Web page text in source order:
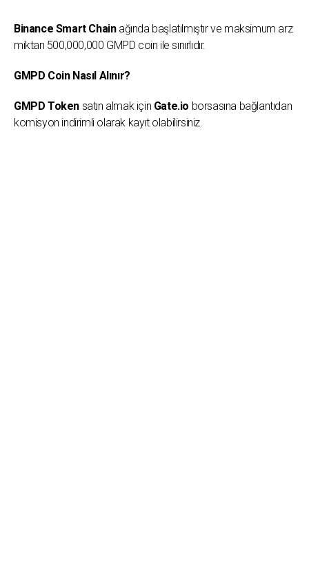
Binance Smart Chainağında başlatılmıştır ve maksimum arz
miktarı 500,000,000 GMPD coin ile sınırlıdır.
GMPD Coin Nasıl Alınır?
GMPD Token satın almak için Gate.io borsasına bağlantıdan
komisyon indirimli olarak kayıt olabilirsiniz.